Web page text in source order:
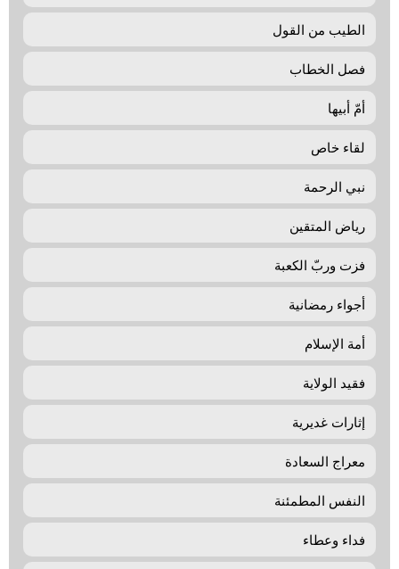
الطيب من القول
فصل الخطاب
أمّ‌ أبیها
لقاء خاص
نبي الرحمة
رياض المتقين
فزت وربّ الکعبة
أجواء رمضانیة
أمة الإسلام
فقيد الولاية
إثارات غديرية
معراج السعادة
النفس المطمئنة
فداء وعطاء